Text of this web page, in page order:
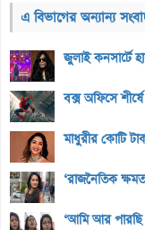
এ বিভাগের অন্যান্য
জুলাই কনসার্টে
বক্স অফিসে
মাধুরীর কোটি
‘রাজনৈতিক
‘আমি আর পারছি